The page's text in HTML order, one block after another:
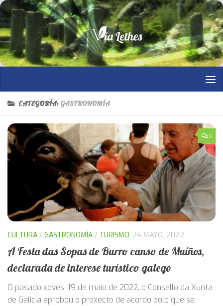
Saltar al contenido
CATEGORÍA: GASTRONOMÍA
0
CULTURA / GASTRONOMÍA / TURISMO 24 MAYO, 2022
A Festa das Sopas de Burro canso de Muíños,
declarada de interese turístico galego
O pasado xoves, 19 de maio de 2022, o Consello da Xunta
de Galicia aprobou o proxecto de acordo polo que se